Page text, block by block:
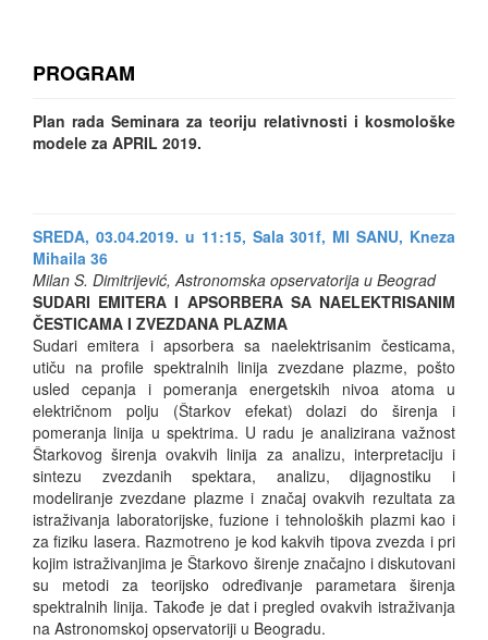
PROGRAM
Plan rada Seminara za teoriju relativnosti i kosmološke
modele za APRIL 2019.
SREDA, 03.04.2019. u 11:15, Sala 301f, MI SANU, Kneza
Mihaila 36
Milan S. Dimitrijević, Astronomska opservatorija u Beograd
SUDARI EMITERA I APSORBERA SA NAELEKTRISANIM
ČESTICAMA I ZVEZDANA PLAZMA
Sudari emitera i apsorbera sa naelektrisanim česticama,
utiču na profile spektralnih linija zvezdane plazme, pošto
usled cepanja i pomeranja energetskih nivoa atoma u
električnom polju (Štarkov efekat) dolazi do širenja i
pomeranja linija u spektrima. U radu je analizirana važnost
Štarkovog širenja ovakvih linija za analizu, interpretaciju i
sintezu zvezdanih spektara, analizu, dijagnostiku i
modeliranje zvezdane plazme i značaj ovakvih rezultata za
istraživanja laboratorijske, fuzione i tehnoloških plazmi kao i
za fiziku lasera. Razmotreno je kod kakvih tipova zvezda i pri
kojim istraživanjima je Štarkovo širenje značajno i diskutovani
su metodi za teorijsko određivanje parametara širenja
spektralnih linija. Takođe je dat i pregled ovakvih istraživanja
na Astronomskoj opservatoriji u Beogradu.